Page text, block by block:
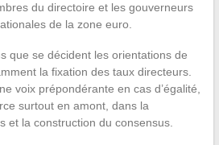
du directoire et les gouverneurs
de la zone euro.
que se décident les orientations de
la fixation des taux directeurs.
voix prépondérante en cas d’égalité,
surtout en amont, dans la
et la construction du consensus.